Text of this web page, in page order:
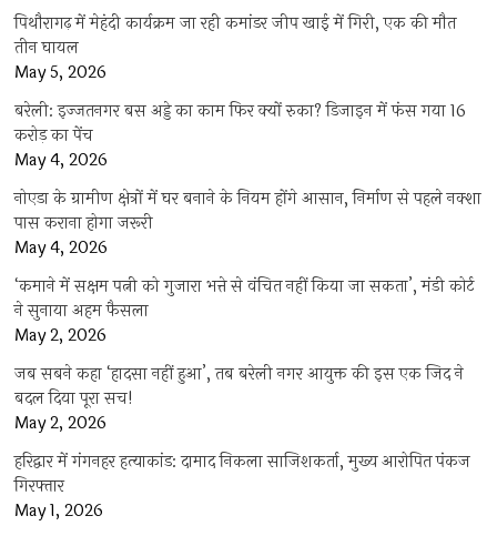
पिथौरागढ़ में मेहंदी कार्यक्रम जा रही कमांडर जीप खाई में गिरी, एक की मौत
तीन घायल
May 5, 2026
बरेली: इज्जतनगर बस अड्डे का काम फिर क्यों रुका? डिजाइन में फंस गया 16
करोड़ का पेंच
May 4, 2026
नोएडा के ग्रामीण क्षेत्रों में घर बनाने के नियम होंगे आसान, निर्माण से पहले नक्शा
पास कराना होगा जरूरी
May 4, 2026
‘कमाने में सक्षम पत्नी को गुजारा भत्ते से वंचित नहीं किया जा सकता’, मंडी कोर्ट
ने सुनाया अहम फैसला
May 2, 2026
जब सबने कहा ‘हादसा नहीं हुआ’, तब बरेली नगर आयुक्त की इस एक जिद ने
बदल दिया पूरा सच!
May 2, 2026
हरिद्वार में गंगनहर हत्याकांड: दामाद निकला साजिशकर्ता, मुख्य आरोपित पंकज
गिरफ्तार
May 1, 2026